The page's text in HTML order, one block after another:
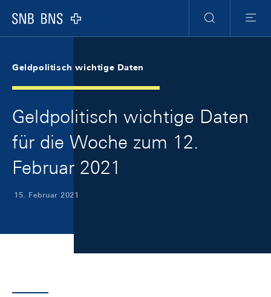
Logo
Suche
Menu
Geldpolitisch wichtige Daten
Geldpolitisch wichtige Daten
für die Woche zum 12.
Februar 2021
15. Februar 2021